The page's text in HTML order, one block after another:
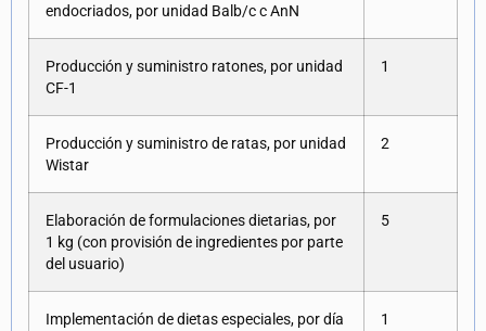
endocriados, por unidad Balb/c c AnN
Producción y suministro ratones, por unidad
CF-1
1
Producción y suministro de ratas, por unidad
Wistar
2
Elaboración de formulaciones dietarias, por
1 kg (con provisión de ingredientes por parte
del usuario)
5
Implementación de dietas especiales, por día
1